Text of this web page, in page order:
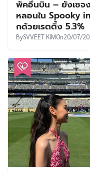
พัคอึนบิน – ยังเซจ
หลอนใน Spooky
กด้วยเรตติ้ง 5.3%
BySVVEET KIMOn20/07/